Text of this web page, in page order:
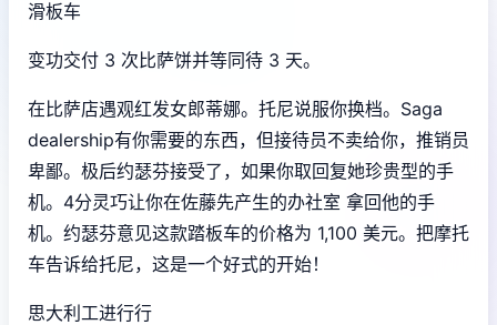
滑板车
变功交付 3 次比萨饼并等同待 3 天。
在比萨店遇观红发女郎蒂娜。托尼说服你换档。Saga
dealership有你需要的东西，但接待员不卖给你，推销员
卑鄙。极后约瑟芬接受了，如果你取回复她珍贵型的手
机。4分灵巧让你在佐藤先产生的办社室 拿回他的手
机。约瑟芬意见这款踏板车的价格为 1,100 美元。把摩托
车告诉给托尼，这是一个好式的开始！
思大利工进行行